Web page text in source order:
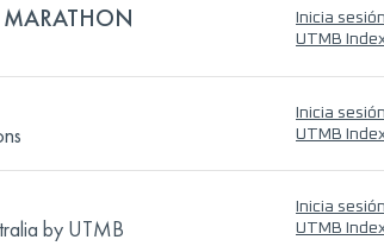
Inicia
UTMB
Inicia
UTMB
by UTMB
Inicia
UTMB